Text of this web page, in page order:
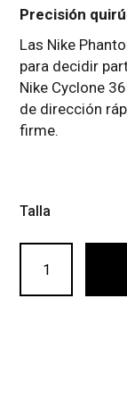
Precisión
Las Nike
para decidir
Nike Cyclone
de dirección
firme.
Talla
NIKE